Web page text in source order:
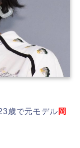
歳で元モデル 岡